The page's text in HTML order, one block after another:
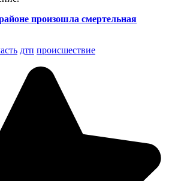
произошла смертельная
дтп происшествие